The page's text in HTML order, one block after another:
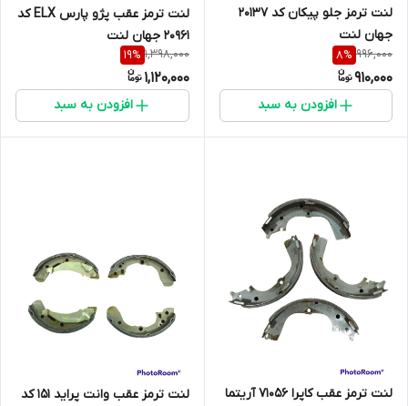
لنت ترمز جلو پیکان کد 20137
جهان لنت
996,000
8%
910,000
افزودن به سبد
لنت ترمز عقب پژو پارس ELX کد
20961 جهان لنت
1,398,000
19%
1,120,000
افزودن به سبد
لنت ترمز عقب کاپرا 71056 آریتما
لنت ترمز عقب وانت پراید 151 کد